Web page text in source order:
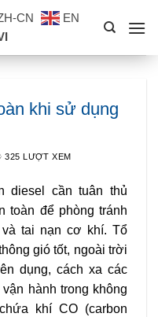
CN
EN
khi sử dụng
325 LƯỢT XEM
diesel cần tuân thủ
toàn để phòng tránh
tai nạn cơ khí. Tổ
gió tốt, ngoài trời
dụng, cách xa các
hành trong không
khí CO (carbon